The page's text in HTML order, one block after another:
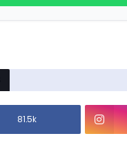
81.5k